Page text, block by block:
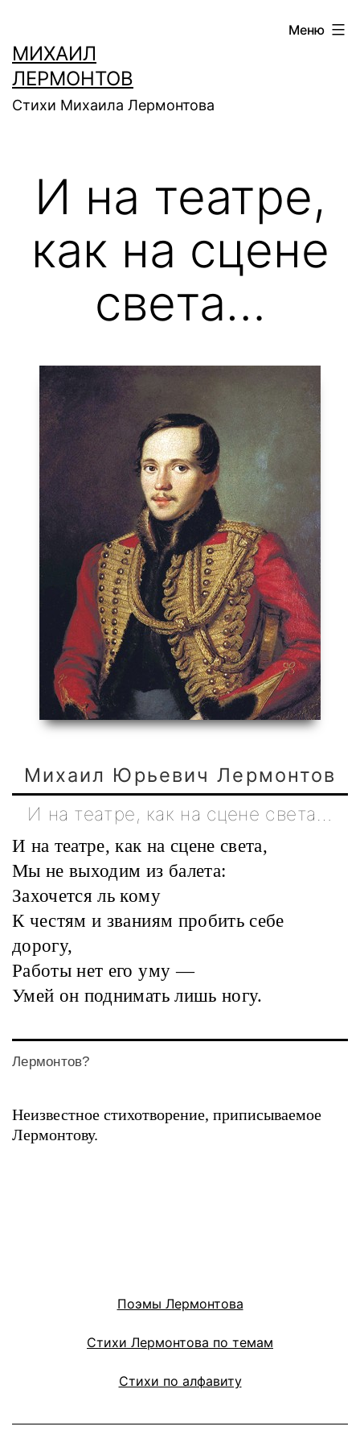
содержимому
МИХАИЛ
ЛЕРМОНТОВ
Стихи Михаила Лермонтова
Меню
И на театре,
как на сцене
света…
Михаил Юрьевич Лермонтов
И на театре, как на сцене света…
И на театре, как на сцене света,
Мы не выходим из балета:
Захочется ль кому
К честям и званиям пробить себе
дорогу,
Работы нет его уму —
Умей он поднимать лишь ногу.
Лермонтов?
Неизвестное стихотворение, приписываемое
Лермонтову.
Поэмы Лермонтова
Стихи Лермонтова по темам
Стихи по алфавиту